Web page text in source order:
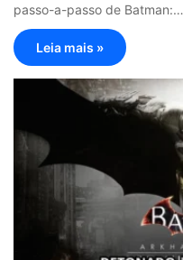
passo-a-passo de Batman:…
Leia mais »